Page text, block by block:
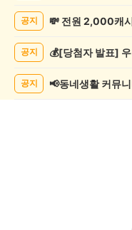
기
공지
공지
공지 📢동네생활 커뮤